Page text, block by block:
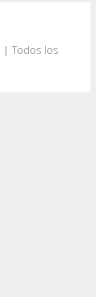
| Todos los